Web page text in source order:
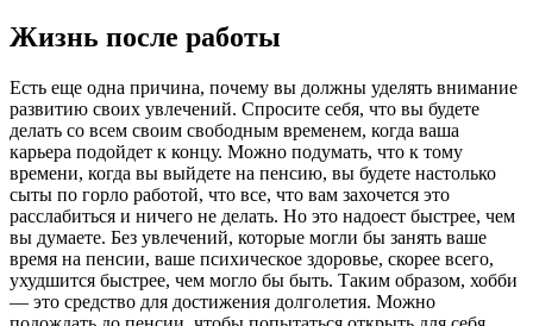
Жизнь после работы
Есть еще одна причина, почему вы должны уделять внимание
развитию своих увлечений. Спросите себя, что вы будете
делать со всем своим свободным временем, когда ваша
карьера подойдет к концу. Можно подумать, что к тому
времени, когда вы выйдете на пенсию, вы будете настолько
сыты по горло работой, что все, что вам захочется это
расслабиться и ничего не делать. Но это надоест быстрее, чем
вы думаете. Без увлечений, которые могли бы занять ваше
время на пенсии, ваше психическое здоровье, скорее всего,
ухудшится быстрее, чем могло бы быть. Таким образом, хобби
— это средство для достижения долголетия. Можно